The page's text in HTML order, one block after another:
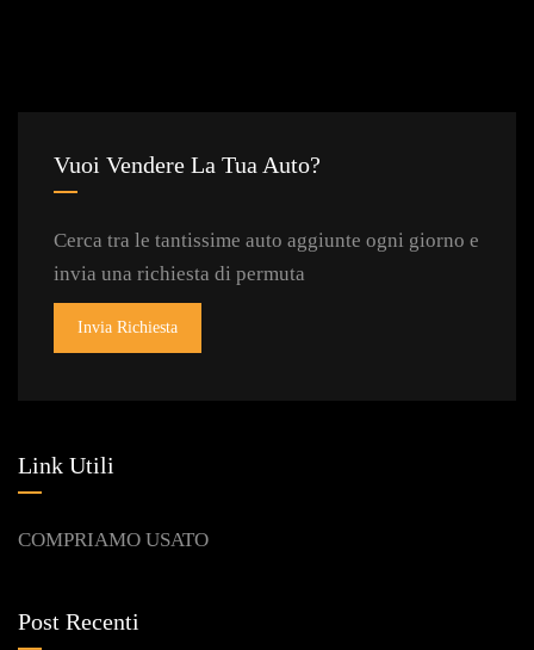
Vuoi Vendere La Tua Auto?
Cerca tra le tantissime auto aggiunte ogni giorno e
invia una richiesta di permuta
Invia Richiesta
Link Utili
COMPRIAMO USATO
Post Recenti